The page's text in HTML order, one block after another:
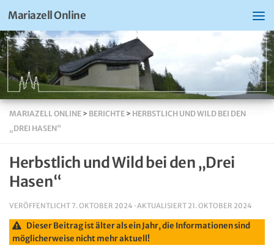
Mariazell Online
MARIAZELL ONLINE > BERICHTE > HERBSTLICH UND WILD BEI DEN
„DREI HASEN“
Herbstlich und Wild bei den „Drei
Hasen“
VERÖFFENTLICHT 7. OKTOBER 2024 · AKTUALISIERT 21. OKTOBER 2024
Dieser Beitrag ist älter als ein Jahr, die Informationen sind
möglicherweise nicht mehr aktuell!